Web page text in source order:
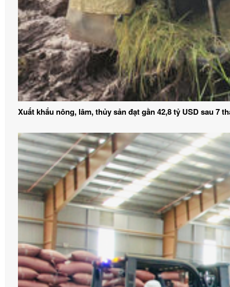
Xuất khẩu nông, lâm, thủy sản đạt gần 42,8 tỷ USD sau 7